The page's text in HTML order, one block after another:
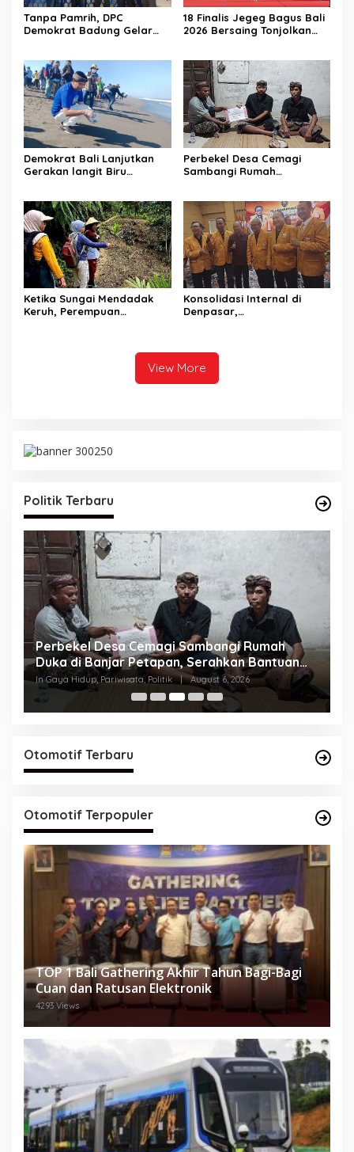
Tanpa Pamrih, DPC
Demokrat Badung Gelar
18 Finalis Jegeg Bagus Bali
2026 Bersaing Tonjolkan
Demokrat Bali Lanjutkan
Gerakan langit Biru
Pantai
Perbekel Desa Cemagi
Sambangi Rumah
n Simbolis
Ketika Sungai Mendadak
Keruh, Perempuan
Adat Mereka Terancam
Konsolidasi Internal di
Denpasar,
View More
Politik Terbaru
Konsolidasi Internal di Denpasar,
HANURA Siapkan 57 PAC untuk Verifikasi KPU
In Nasional, Pariwisata, Politik | August 2, 2026
Otomotif Terbaru
Otomotif Terpopuler
TOP 1 Bali Gathering Akhir Tahun Bagi-Bagi
Cuan dan Ratusan Elektronik
4293 Views